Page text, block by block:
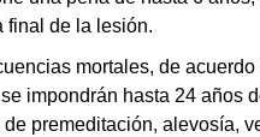
final de la lesión.
mortales, de
impondrán hasta 24 años
premeditación, alevosía,